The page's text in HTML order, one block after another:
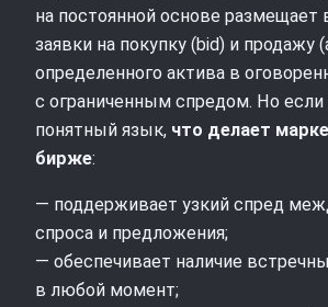
на постоянной основе размещает
заявки на покупку (bid) и продажу
определенного актива в
с ограниченным спредом. Но если
понятный язык, что делает
бирже:
— поддерживает узкий спред
спроса и предложения;
— обеспечивает наличие
в любой момент;